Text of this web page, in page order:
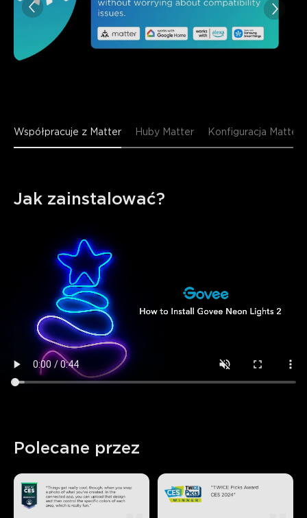
Współpracuje z Matter Huby Matter Konfiguracja Matter
Jak zainstalować?
Polecane przez